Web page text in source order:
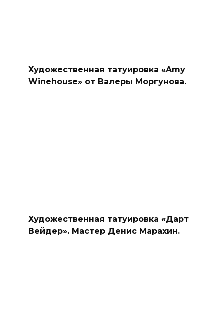
Художественная татуировка «Amy
Winehouse» от Валеры Моргунова.
Художественная татуировка «Дарт
Вейдер». Мастер Денис Марахин.